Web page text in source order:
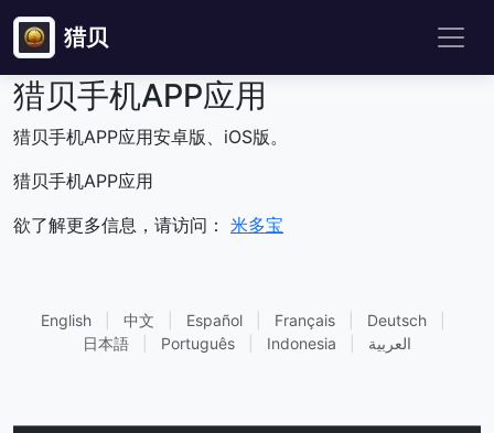
猎贝
猎贝手机APP应用
猎贝手机APP应用安卓版、iOS版。
猎贝手机APP应用
欲了解更多信息，请访问： 米多宝
English 中文 Español Français Deutsch
日本語
Português Indonesia العربية